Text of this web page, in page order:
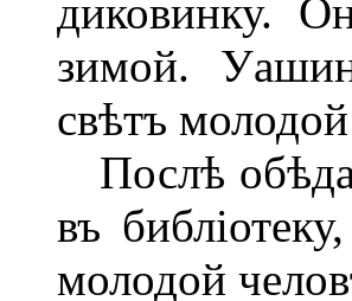
диковинку.
зимой.
свѣтъ
Послѣ обѣда
въ
молодой